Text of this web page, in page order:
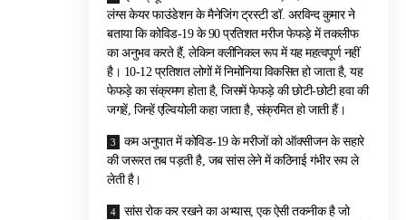
लंग्स केयर फाउंडेशन के मैनेजिंग ट्रस्टी डॉ. अरविन्द कुमार ने
बताया कि कोविड-19 के 90 प्रतिशत मरीज फेफड़े में तकलीफ
का अनुभव करते हैं, लेकिन क्लीनिकल रूप में यह महत्वपूर्ण नहीं
है। 10-12 प्रतिशत लोगों में निमोनिया विकसित हो जाता है, यह
फेफड़े का संक्रमण होता है, जिसमें फेफड़े की छोटी-छोटी हवा की
जगहें, जिन्हें एल्वियोली कहा जाता है, संक्रमित हो जाती हैं।
कम अनुपात में कोविड-19 के मरीजों को ऑक्सीजन के सहारे
की जरूरत तब पड़ती है, जब सांस लेने में कठिनाई गंभीर रूप ले
लेती है।
सांस रोक कर रखने का अभ्यास, एक ऐसी तकनीक है जो